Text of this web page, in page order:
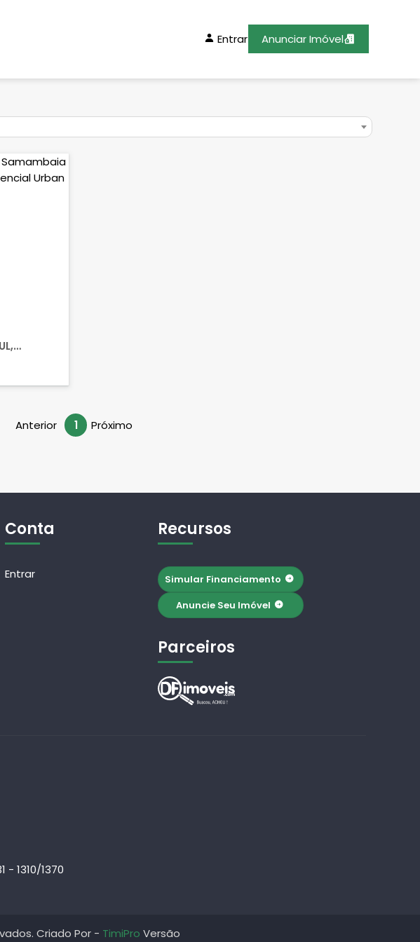
Entrar Anunciar Imóvel
Anterior 1 Próximo
Conta
Entrar
Recursos
Simular Financiamento
Anuncie Seu Imóvel
Parceiros
1310/1370
Criado Por - TimiPro Versão